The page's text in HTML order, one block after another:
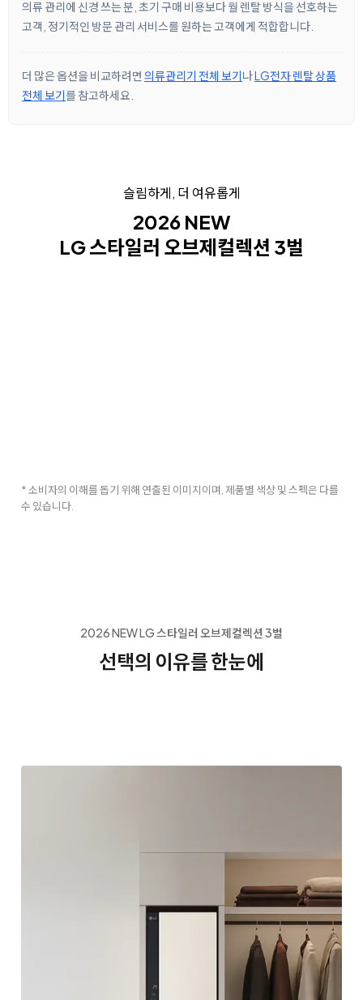
의류 관리에 신경 쓰는 분, 초기 구매 비용보다 월 렌탈 방식을 선호하는
고객, 정기적인 방문 관리 서비스를 원하는 고객에게 적합합니다.
더 많은 옵션을 비교하려면 의류관리기 전체 보기나LG전자 렌탈 상품
전체 보기를 참고하세요.
슬림하게, 더 여유롭게
2026 NEW
LG 스타일러 오브제컬렉션 3벌
* 소비자의 이해를 돕기 위해 연출된 이미지이며, 제품별 색상 및 스펙은 다를
수 있습니다.
2026 NEW LG 스타일러 오브제컬렉션 3벌
선택의 이유를 한눈에